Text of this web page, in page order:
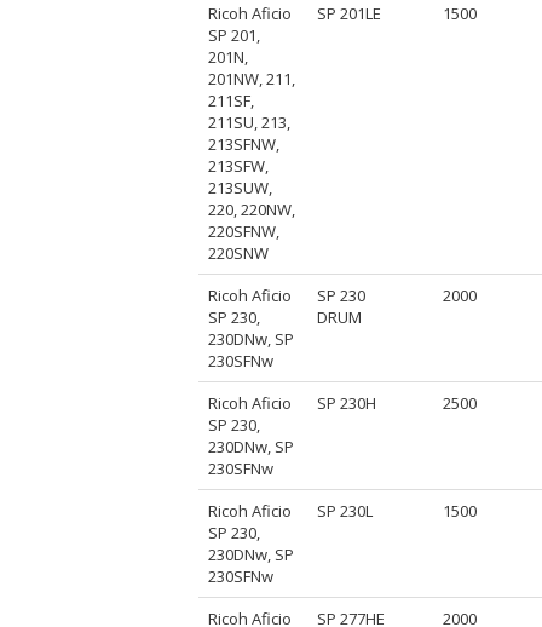
Ricoh Aficio
SP 201,
201N,
201NW, 211,
211SF,
211SU, 213,
213SFNW,
213SFW,
213SUW,
220, 220NW,
220SFNW,
220SNW
SP 201LE 1500
Ricoh Aficio
SP 230,
230DNw, SP
230SFNw
SP 230
DRUM
2000
Ricoh Aficio
SP 230,
230DNw, SP
230SFNw
SP 230H 2500
Ricoh Aficio
SP 230,
230DNw, SP
230SFNw
SP 230L 1500
Ricoh Aficio SP 277HE 2000